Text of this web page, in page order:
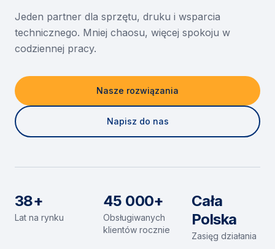
O nas
Kontakt
Jeden partner dla sprzętu, druku i wsparcia
technicznego. Mniej chaosu, więcej spokoju w
codziennej pracy.
Nasze rozwiązania
Napisz do nas
38+
Lat na rynku
45 000+
Obsługiwanych
klientów rocznie
Cała
Polska
Zasięg działania